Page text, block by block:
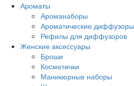
Ароматы
Ароманаборы
Ароматические диффузоры
Рефилы для диффузоров
Женские аксессуары
Броши
Косметички
Маникюрные наборы